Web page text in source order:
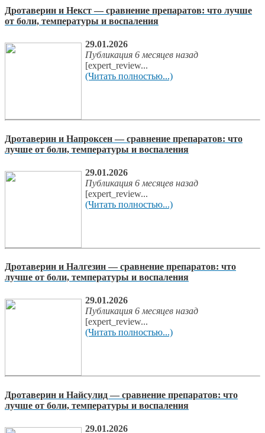
Дротаверин и Некст — сравнение препаратов: что лучше
от боли, температуры и воспаления
29.01.2026
Публикация 6 месяцев назад
[expert_review...
(Читать полностью...)
Дротаверин и Напроксен — сравнение препаратов: что
лучше от боли, температуры и воспаления
29.01.2026
Публикация 6 месяцев назад
[expert_review...
(Читать полностью...)
Дротаверин и Налгезин — сравнение препаратов: что
лучше от боли, температуры и воспаления
29.01.2026
Публикация 6 месяцев назад
[expert_review...
(Читать полностью...)
Дротаверин и Найсулид — сравнение препаратов: что
лучше от боли, температуры и воспаления
29.01.2026